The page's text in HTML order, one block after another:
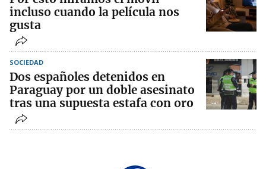
incluso cuando la película nos
gusta
SOCIEDAD
Dos españoles detenidos en
Paraguay por un doble asesinato
tras una supuesta estafa con oro